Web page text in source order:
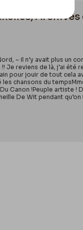
Archives
– il n’y avait plus un
Je reviens de là, j’ai été
pour jouir de tout cela
chansons du
Canon !Peuple artiste !
De Wit pendant